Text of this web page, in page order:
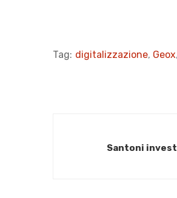
Tag: digitalizzazione, Geox,
Santoni